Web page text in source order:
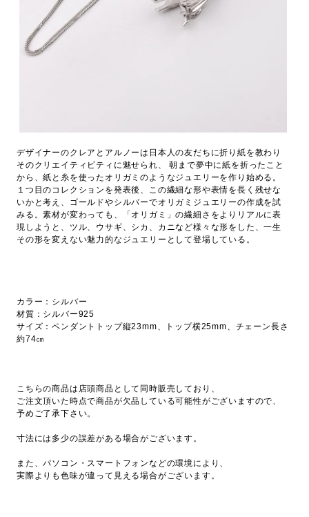
デザイナーのクレアとアルノーは日本人の友だちに折り紙を教わり
そのクリエイティビティに魅せられ、 朝まで夢中に紙を折ったこと
から、紙と糸を使ったオリガミのようなジュエリーを作り始める。
１つ目のコレクションを発表後、この繊細な形や表情を長く残せな
いかと考え、ゴールドやシルバーでオリガミジュエリーの作成を試
みる。素材が変わっても、「オリガミ」の繊細さをよりリアルに表
現しようと、ツル、ウサギ、シカ、カニなど様々な形をした、一生
その形を変えない魅力的なジュエリーとして登場している。
カラー：シルバー
材質：シルバー925
サイズ：ペンダントトップ縦23mm、トップ横25mm、チェーン長さ
約74㎝
こちらの商品は店頭商品として同時販売しており、
ご注文頂いた時点で商品が欠品している可能性がございますので、
予めご了承下さい。
寸法には多少の誤差がある場合がございます。
また、パソコン・スマートフォンなどの環境により、
実際よりも色味が違って見える場合がございます。